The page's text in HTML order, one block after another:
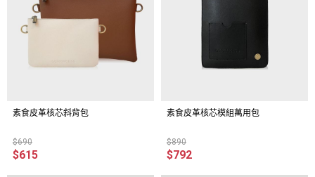
素食皮革核芯斜背包
$690
$615
素食皮革核芯模組萬用包
$890
$792